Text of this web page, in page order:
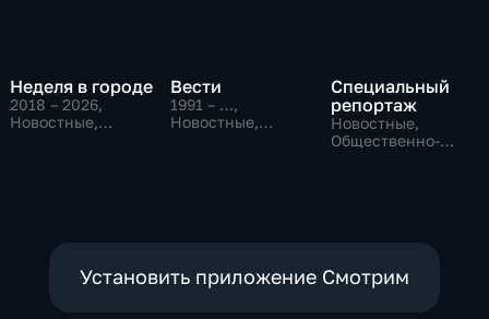
Неделя в городе
2018 – 2026,
Новостные,
Вести
1991 – …,
Новостные,
Специальный
репортаж
Новостные,
Общественно-
Установить приложение Смотрим